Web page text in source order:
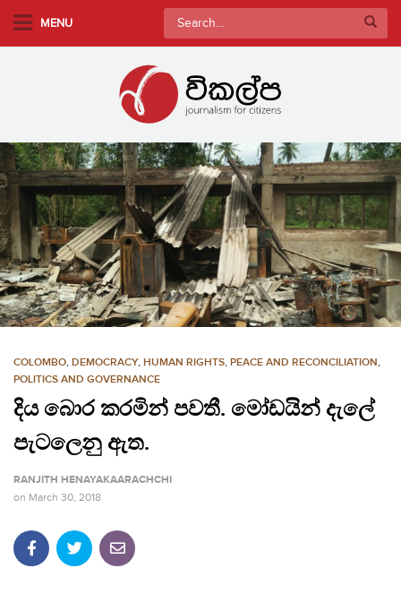
m
a
i
n
c
o
n
t
e
MENU
Search
for:
COLOMBO, DEMOCRACY, HUMAN RIGHTS, PEACE AND RECONCILIATION,
POLITICS AND GOVERNANCE
දිය බොර කරමින් පවතී. මෝඩයින් දැලේ
පැටලෙනු ඇත.
RANJITH HENAYAKAARACHCHI
on March 30, 2018